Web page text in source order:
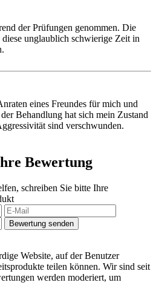
der Prüfungen genommen. Die
unglaublich schwierige Zeit in
eines Freundes für mich und
Behandlung hat sich mein Zustand
sind verschwunden.
Bewertung
schreiben Sie bitte Ihre
Bewertung senden
Website, auf der Benutzer
teilen können. Wir sind seit
werden moderiert, um